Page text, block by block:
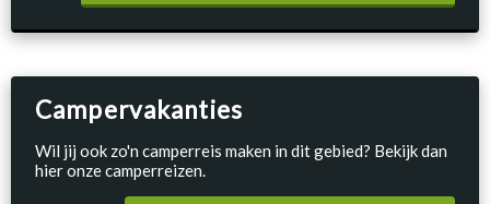
Campervakanties
Wil jij ook zo'n camperreis maken in dit gebied? Bekijk dan
hier onze camperreizen.